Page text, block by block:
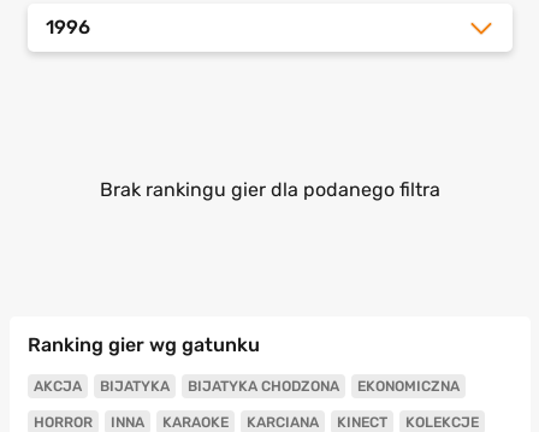
1996
Brak rankingu gier dla podanego filtra
Ranking gier wg gatunku
AKCJA BIJATYKA BIJATYKA CHODZONA EKONOMICZNA
HORROR INNA KARAOKE KARCIANA KINECT KOLEKCJE